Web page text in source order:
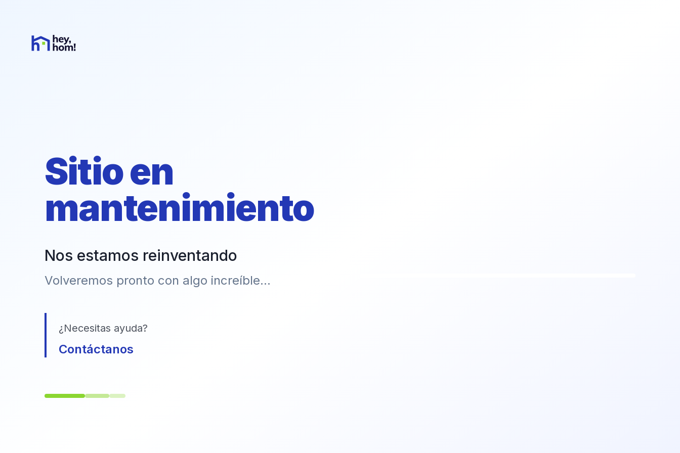
Sitio en
mantenimiento
Nos estamos reinventando
Volveremos pronto con algo increíble...
¿Necesitas ayuda?
Contáctanos